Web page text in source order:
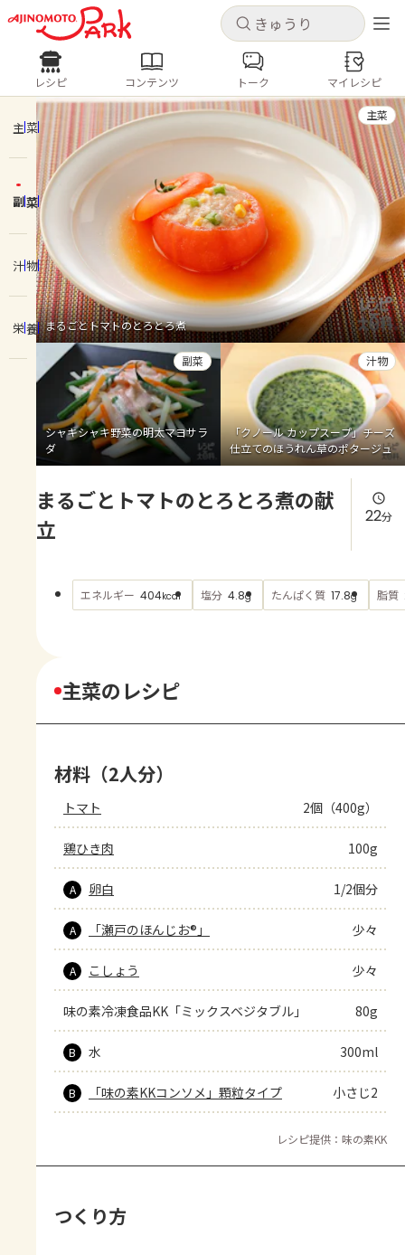
キャンセル
ログインするとレシピを保存できます
ログイン 新規登録
ホーム
コンテンツ
レシピ
トーク
よくあるお問い合わせ
お買い物
AJINOMOTO PARK とは
キャンセル
レシピ コンテンツ
人気の食材・レシピ
きゅうり なす トマト
とうもろこし
ピーマン
みょうが ゴーヤ
レシピ コンテンツ トーク マイレシピ
主菜
副菜
汁物
栄養 まるごとトマトのとろとろ煮
主菜
シャキシャキ野菜の明太マヨサラ
ダ
副菜
「クノール カップスープ」チーズ
仕立てのほうれん草のポタージュ
汁物
まるごとトマトのとろとろ煮の献
立
22分
エネルギー 404kcal 塩分 4.8g たんぱく質 17.8g 脂質
主菜のレシピ
材料（2人分）
トマト 2個（400g）
鶏ひき肉 100g
A 卵白 1/2個分
A 「瀬戸のほんじお®」 少々
A こしょう 少々
味の素冷凍食品KK「ミックスベジタブル」 80g
B 水 300ml
B 「味の素KKコンソメ」顆粒タイプ 小さじ2
レシピ提供：味の素KK
つくり方